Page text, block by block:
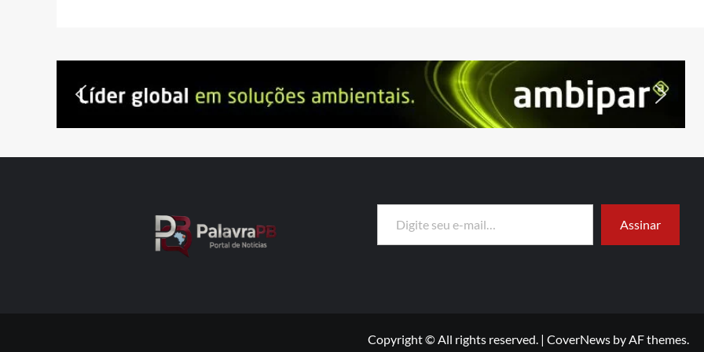
Digite seu e-mail…
Assinar
Copyright © All rights reserved. | CoverNewsby AF themes.